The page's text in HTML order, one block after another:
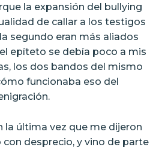
la expansión del bullying
de callar a los testigos
segundo eran más aliados
epíteto se debía poco a mis
los dos bandos del mismo
funcionaba eso del
la última vez que me dijeron
con desprecio, y vino de parte